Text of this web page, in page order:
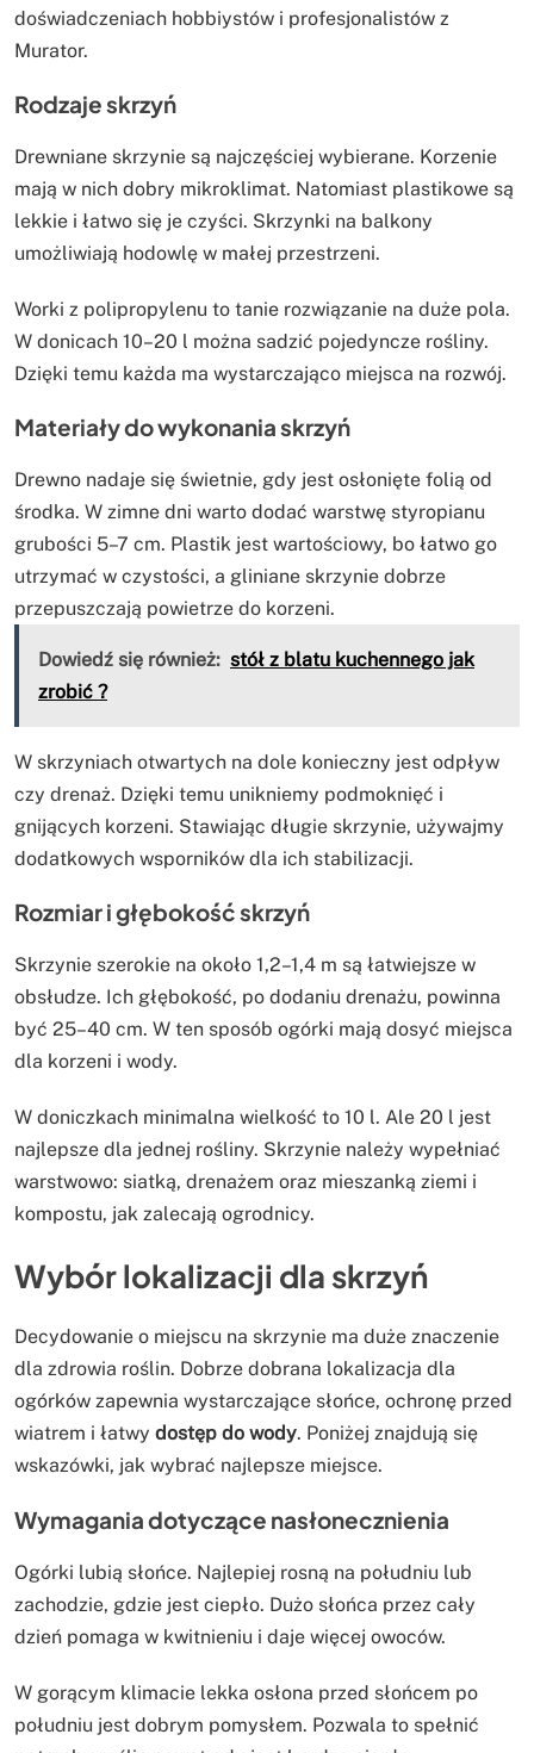
doświadczeniach hobbiystów i profesjonalistów z
Murator.
Rodzaje skrzyń
Drewniane skrzynie są najczęściej wybierane. Korzenie
mają w nich dobry mikroklimat. Natomiast plastikowe są
lekkie i łatwo się je czyści. Skrzynki na balkony
umożliwiają hodowlę w małej przestrzeni.
Worki z polipropylenu to tanie rozwiązanie na duże pola.
W donicach 10–20 l można sadzić pojedyncze rośliny.
Dzięki temu każda ma wystarczająco miejsca na rozwój.
Materiały do wykonania skrzyń
Drewno nadaje się świetnie, gdy jest osłonięte folią od
środka. W zimne dni warto dodać warstwę styropianu
grubości 5–7 cm. Plastik jest wartościowy, bo łatwo go
utrzymać w czystości, a gliniane skrzynie dobrze
przepuszczają powietrze do korzeni.
Dowiedź się również: stół z blatu kuchennego jak
zrobić ?
W skrzyniach otwartych na dole konieczny jest odpływ
czy drenaż. Dzięki temu unikniemy podmoknięć i
gnijących korzeni. Stawiając długie skrzynie, używajmy
dodatkowych wsporników dla ich stabilizacji.
Rozmiar i głębokość skrzyń
Skrzynie szerokie na około 1,2–1,4 m są łatwiejsze w
obsłudze. Ich głębokość, po dodaniu drenażu, powinna
być 25–40 cm. W ten sposób ogórki mają dosyć miejsca
dla korzeni i wody.
W doniczkach minimalna wielkość to 10 l. Ale 20 l jest
najlepsze dla jednej rośliny. Skrzynie należy wypełniać
warstwowo: siatką, drenażem oraz mieszanką ziemi i
kompostu, jak zalecają ogrodnicy.
Wybór lokalizacji dla skrzyń
Decydowanie o miejscu na skrzynie ma duże znaczenie
dla zdrowia roślin. Dobrze dobrana lokalizacja dla
ogórków zapewnia wystarczające słońce, ochronę przed
wiatrem i łatwy dostęp do wody. Poniżej znajdują się
wskazówki, jak wybrać najlepsze miejsce.
Wymagania dotyczące nasłonecznienia
Ogórki lubią słońce. Najlepiej rosną na południu lub
zachodzie, gdzie jest ciepło. Dużo słońca przez cały
dzień pomaga w kwitnieniu i daje więcej owoców.
W gorącym klimacie lekka osłona przed słońcem po
południu jest dobrym pomysłem. Pozwala to spełnić